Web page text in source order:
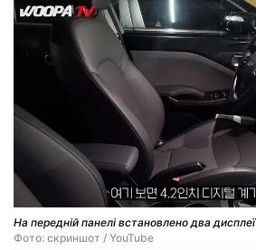
На передній панелі встановлено два дисплеї
Фото: скриншот / YouTube